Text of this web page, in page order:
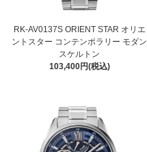
RK-AV0137S ORIENT STAR オリエ
ントスター コンテンポラリー モダン
スケルトン
103,400円(税込)